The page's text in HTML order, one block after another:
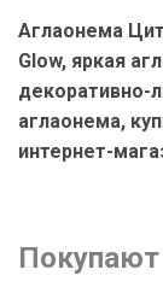
Аглаонема
Glow, яркая
декоративно-
аглаонема,
интернет-